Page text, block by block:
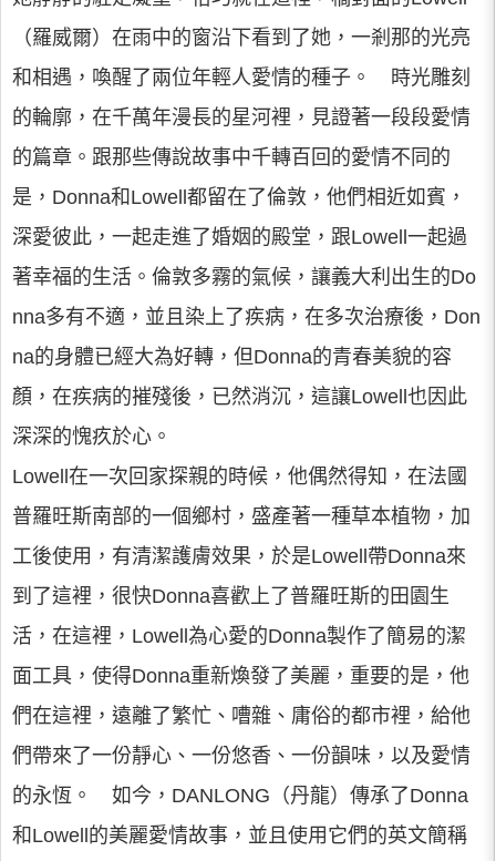
（羅威爾）在雨中的窗沿下看到了她，一剎那的光亮
和相遇，喚醒了兩位年輕人愛情的種子。 時光雕刻
的輪廓，在千萬年漫長的星河裡，見證著一段段愛情
的篇章。跟那些傳說故事中千轉百回的愛情不同的
是，Donna和Lowell都留在了倫敦，他們相近如賓，
深愛彼此，一起走進了婚姻的殿堂，跟Lowell一起過
著幸福的生活。倫敦多霧的氣候，讓義大利出生的Do
nna多有不適，並且染上了疾病，在多次治療後，Don
na的身體已經大為好轉，但Donna的青春美貌的容
顏，在疾病的摧殘後，已然消沉，這讓Lowell也因此
深深的愧疚於心。
Lowell在一次回家探親的時候，他偶然得知，在法國
普羅旺斯南部的一個鄉村，盛產著一種草本植物，加
工後使用，有清潔護膚效果，於是Lowell帶Donna來
到了這裡，很快Donna喜歡上了普羅旺斯的田園生
活，在這裡，Lowell為心愛的Donna製作了簡易的潔
面工具，使得Donna重新煥發了美麗，重要的是，他
們在這裡，遠離了繁忙、嘈雜、庸俗的都市裡，給他
們帶來了一份靜心、一份悠香、一份韻味，以及愛情
的永恆。 如今，DANLONG（丹龍）傳承了Donna
和Lowell的美麗愛情故事，並且使用它們的英文簡稱